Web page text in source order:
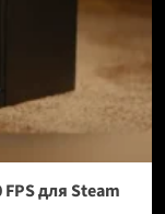
для Steam